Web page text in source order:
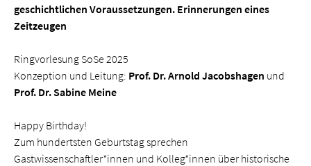
geschichtlichen Voraussetzungen. Erinnerungen eines
Zeitzeugen
Ringvorlesung SoSe 2025
Konzeption und Leitung: Prof. Dr. Arnold Jacobshagen und
Prof. Dr. Sabine Meine
Happy Birthday!
Zum hundertsten Geburtstag sprechen
Gastwissenschaftler*innen und Kolleg*innen über historische